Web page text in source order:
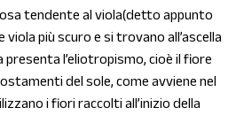
tendente al viola(detto appunto
viola più scuro e si trovano all’ascella
presenta l’eliotropismo, cioè il fiore
del sole, come avviene nel
i fiori raccolti all’inizio della